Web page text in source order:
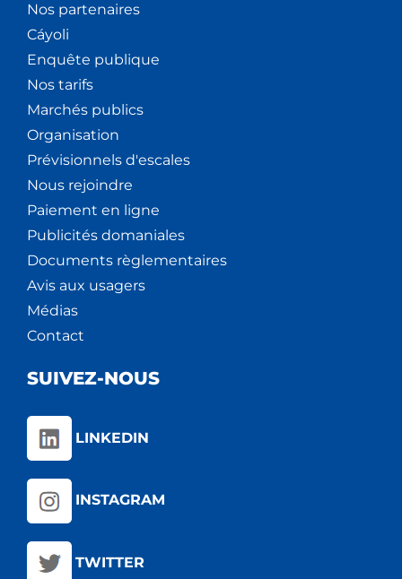
Nos partenaires
Cáyoli
Enquête publique
Nos tarifs
Marchés publics
Organisation
Prévisionnels d'escales
Nous rejoindre
Paiement en ligne
Publicités domaniales
Documents règlementaires
Avis aux usagers
Médias
Contact
SUIVEZ-NOUS
LINKEDIN
INSTAGRAM
TWITTER